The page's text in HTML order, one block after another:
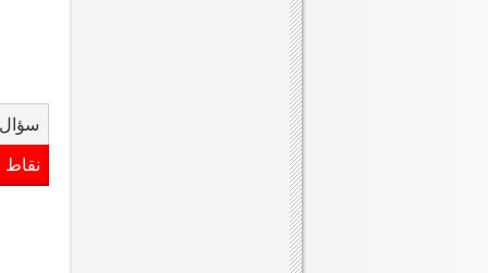
نقاط